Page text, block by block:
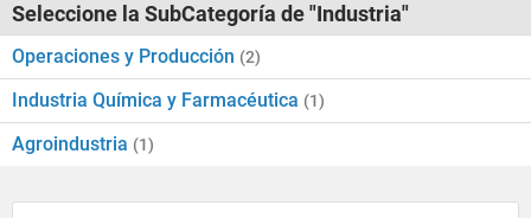
Seleccione la SubCategoría de "Industria"
Operaciones y Producción (2)
Industria Química y Farmacéutica (1)
Agroindustria (1)